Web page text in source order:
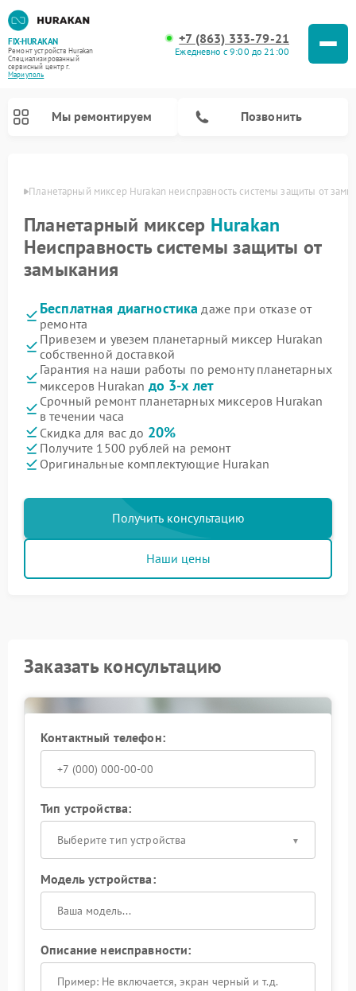
FIX-HURAKAN
Ремонт устройств Hurakan
Специализированный
cервисный центр г.
Мариуполь
+7 (863) 333-79-21
Ежедневно с 9:00 до 21:00
Мы ремонтируем Позвонить
Планетарный миксер Hurakan неисправность системы защиты от
Планетарный миксер Hurakan
Неисправность системы защиты от
замыкания
Бесплатная диагностика даже при отказе от
ремонта
Привезем и увезем планетарный миксер Hurakan
собственной доставкой
Гарантия на наши работы по ремонту планетарных
миксеров Hurakan до 3-х лет
Срочный ремонт планетарных миксеров Hurakan
в течении часа
Скидка для вас до 20%
Получите 1500 рублей на ремонт
Оригинальные комплектующие Hurakan
Получить консультацию
Наши цены
Заказать консультацию
Контактный телефон:
Тип устройства:
Выберите тип устройства
Модель устройства:
Описание неисправности: